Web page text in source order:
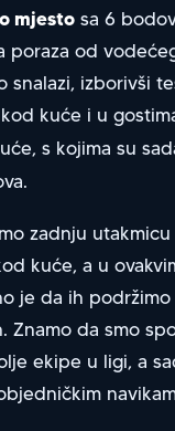
mjesto sa 6
poraza od
snalazi, izborivši
kuće i u
s kojima su
zadnju utakmicu
kuće, a u
je da ih podržimo
Znamo da smo
ekipe u ligi, a